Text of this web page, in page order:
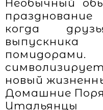
Необычный
когда
новый
Домашние
Итальянцы